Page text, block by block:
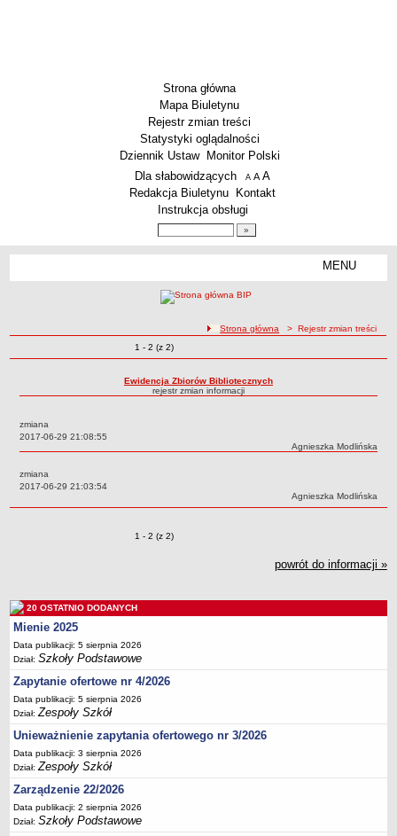
Strona główna
Mapa Biuletynu
Rejestr zmian treści
Statystyki oglądalności
Dziennik Ustaw
Monitor Polski
Menu dodatkowe
Dla słabowidzących A pomniejsz czcionkę
A standardowy rozmiar czcionki
A
Redakcja Biuletynu
Kontakt
Instrukcja obsługi
MENU
Techniczne Zakłady Naukowe
PRZEDSZKOLA
ARCHIWUM SZKÓŁ I PLACÓWEK
Zlikwidowane gimnazja
Przekształcone szkoły i placówki
Specjalny Ośrodek nr 1
Dane podstawowe
Statut
Majątek
Godziny dyżurów
Ogłoszenie
Zarządzenia
Kontrole
Rejestry, ewidencje, archiwa
Sprawozdania
Deklaracja dostępności
PORADNIE PSYCHOLOGICZNO-PEDAGOGICZNE
ścieżka nawigacji
Strona główna > Rejestr zmian treści
Zmiany o pozycjach
1 - 2 (z 2)
Ewidencja Zbiorów Bibliotecznych
rejestr zmian informacji
zmiana
Data:
2017-06-29 21:08:55
Autor:
Agnieszka Modlińska
zmiana
Data:
2017-06-29 21:03:54
Autor:
Agnieszka Modlińska
Zmiany o pozycjach
1 - 2 (z 2)
powrót do informacji »
20 OSTATNIO DODANYCH
Mienie 2025
Data publikacji: 5 sierpnia 2026
Dział:Szkoły Podstawowe
Zapytanie ofertowe nr 4/2026
Data publikacji: 5 sierpnia 2026
Dział:Zespoły Szkół
Unieważnienie zapytania ofertowego nr 3/2026
Data publikacji: 3 sierpnia 2026
Dział:Zespoły Szkół
Zarządzenie 22/2026
Data publikacji: 2 sierpnia 2026
Dział:Szkoły Podstawowe